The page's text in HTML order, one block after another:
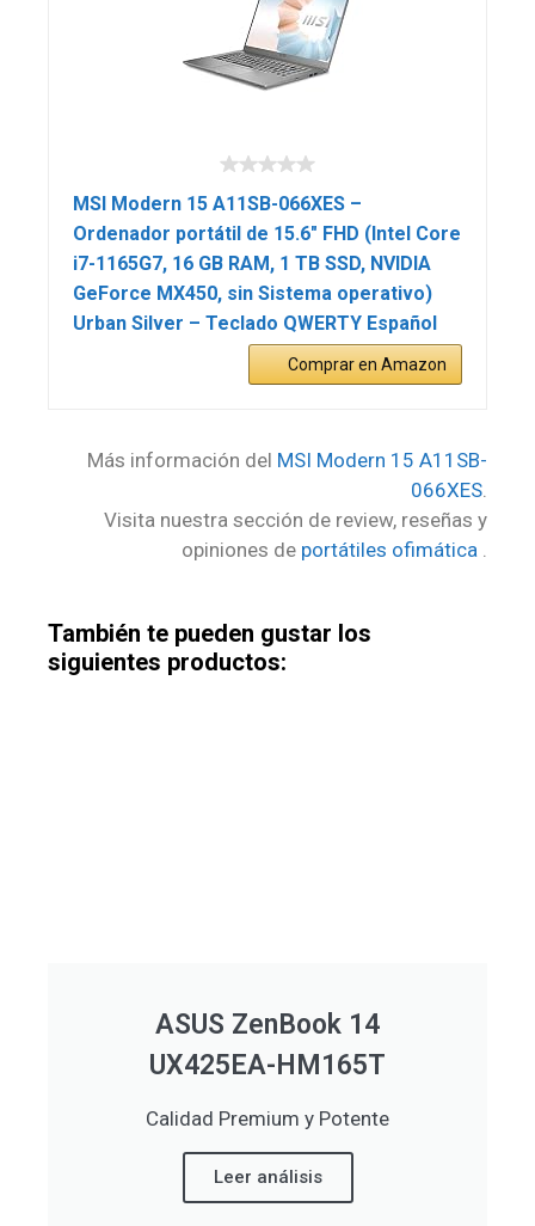
MSI Modern 15 A11SB-066XES –
Ordenador portátil de 15.6″ FHD (Intel Core
i7-1165G7, 16 GB RAM, 1 TB SSD, NVIDIA
GeForce MX450, sin Sistema operativo)
Urban Silver – Teclado QWERTY Español
Comprar en Amazon
Más información del MSI Modern 15 A11SB-
066XES
Visita nuestra sección de review, reseñas y
opiniones de portátiles ofimática
También te pueden gustar los
siguientes productos:
ASUS ZenBook 14
UX425EA-HM165T
Calidad Premium y Potente
Leer análisis